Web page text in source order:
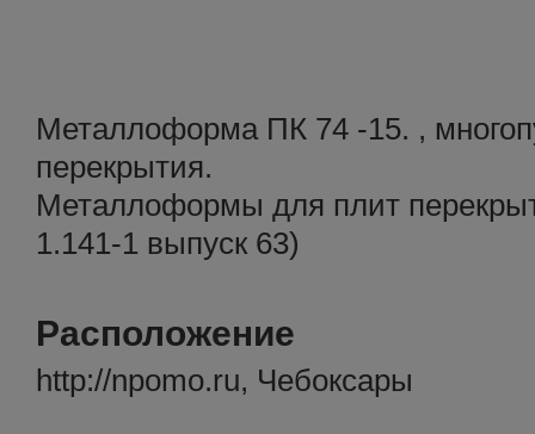
Металлоформа ПК 74 -15. ,
перекрытия.
Металлоформы для плит
1.141-1 выпуск 63)
Расположение
http://npomo.ru, Чебоксары